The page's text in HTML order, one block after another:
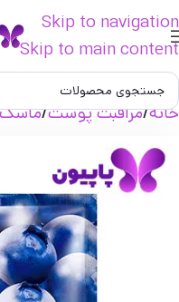
Skip to navigation
Skip to main content
خانه مراقبت پوست